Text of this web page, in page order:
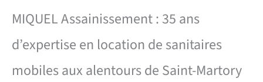
MIQUEL Assainissement : 35 ans
d’expertise en location de sanitaires
mobiles aux alentours de Saint-Martory